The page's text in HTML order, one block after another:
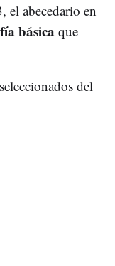
el abecedario en
básica que
del